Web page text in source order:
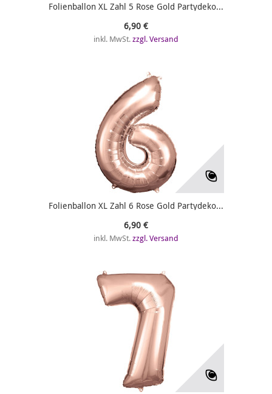
Folienballon XL Zahl 5 Rose Gold Partydeko...
6,90 €
inkl. MwSt.zzgl. Versand
Folienballon XL Zahl 6 Rose Gold Partydeko...
6,90 €
inkl. MwSt.zzgl. Versand